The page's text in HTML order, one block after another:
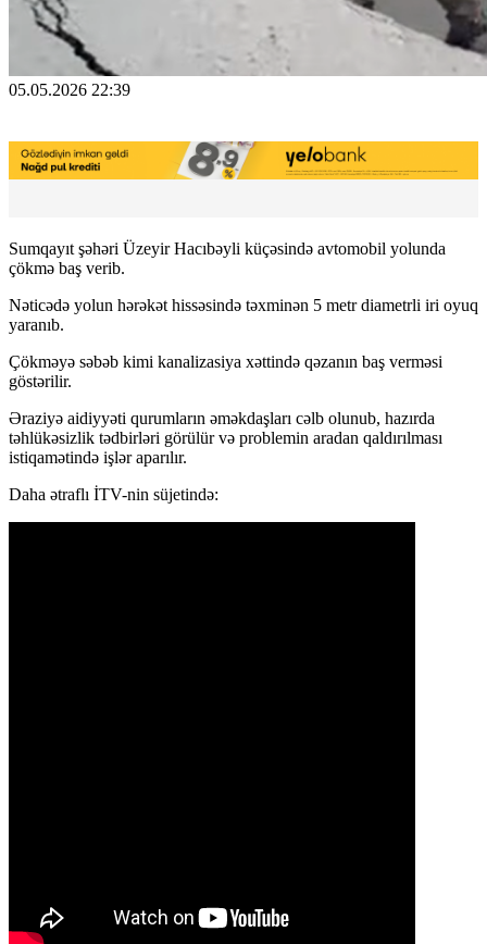
05.05.2026 22:39
Sumqayıt şəhəri Üzeyir Hacıbəyli küçəsində avtomobil yolunda
çökmə baş verib.
Nəticədə yolun hərəkət hissəsində təxminən 5 metr diametrli iri oyuq
yaranıb.
Çökməyə səbəb kimi kanalizasiya xəttində qəzanın baş verməsi
göstərilir.
Əraziyə aidiyyəti qurumların əməkdaşları cəlb olunub, hazırda
təhlükəsizlik tədbirləri görülür və problemin aradan qaldırılması
istiqamətində işlər aparılır.
Daha ətraflı İTV-nin süjetində: